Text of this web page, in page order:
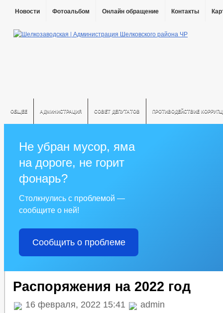
Новости Фотоальбом Онлайн обращение Контакты
ОБЩЕЕ АДМИНИСТРАЦИЯ СОВЕТ ДЕПУТАТОВ ПРОТИВОДЕЙСТВИЕ
Не убран мусор, яма
на дороге, не горит
фонарь?
Столкнулись с проблемой —
сообщите о ней!
Сообщить о проблеме
Распоряжения на 2022 год
16 февраля, 2022 15:41 admin